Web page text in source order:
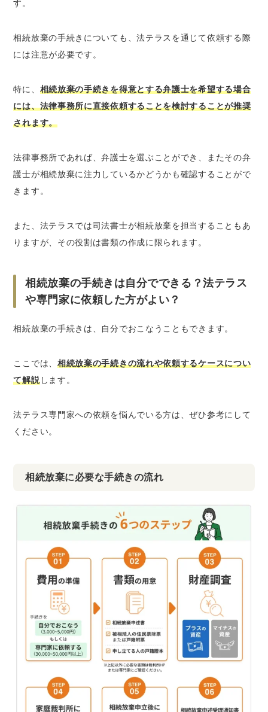
す。
相続放棄の手続きについても、法テラスを通じて依頼する際
には注意が必要です。
特に、 相続放棄の手続きを得意とする弁護士を希望する場合
には、法律事務所に直接依頼することを検討することが推奨
されます。
法律事務所であれば、弁護士を選ぶことができ、またその弁
護士が相続放棄に注力しているかどうかも確認することがで
きます。
また、法テラスでは司法書士が相続放棄を担当することもあ
りますが、その役割は書類の作成に限られます。
相続放棄の手続きは自分でできる？法テラス
や専門家に依頼した方がよい？
相続放棄の手続きは、自分でおこなうこともできます。
ここでは、 相続放棄の手続きの流れや依頼するケースについ
て解説します。
法テラス専門家への依頼を悩んでいる方は、ぜひ参考にして
ください。
相続放棄に必要な手続きの流れ